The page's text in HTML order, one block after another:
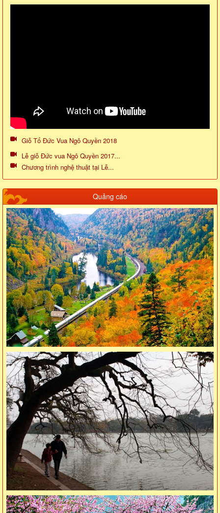
Giỗ Tổ Đức Vua Ngô Quyền 2018
Lễ giỗ Đức vua Ngô Quyền 2017...
Chương trình nghệ thuật tại Lễ...
Quảng cáo